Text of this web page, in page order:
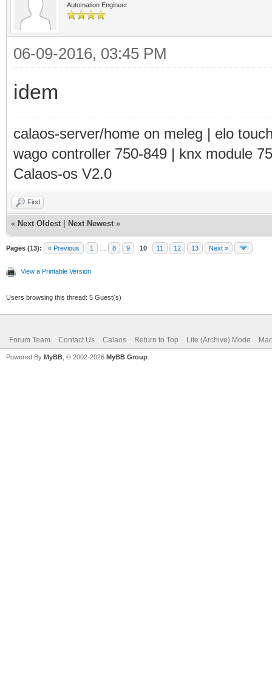
Automation Engineer
06-09-2016, 03:45 PM
idem
calaos-server/home on meleg | elo
wago controller 750-849 | knx module
Calaos-os V2.0
Find
« Next Oldest Next Newest »
Pages (13): « Previous 1 8 9 10 11 12 13 Next »
View a Printable Version
Users browsing this thread: 5 Guest(s)
Forum Team Contact Us Calaos Return to Top Lite (Archive) Mode
Powered By MyBB , © 2002-2026 MyBB Group